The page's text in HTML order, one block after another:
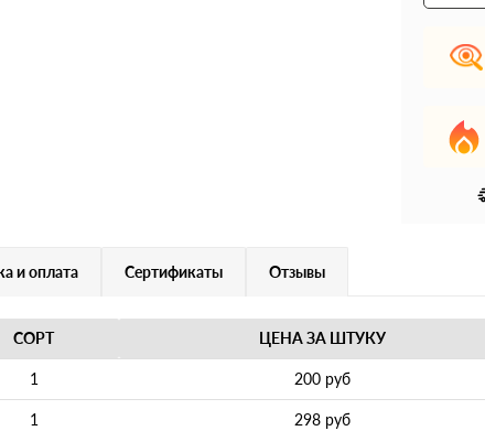
и оплата Сертификаты Отзывы
СОРТ ЦЕНА ЗА ШТУКУ
1 200 руб
1 298 руб